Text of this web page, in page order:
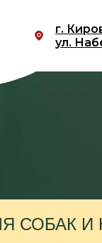
СОБАК И
г.
ул.